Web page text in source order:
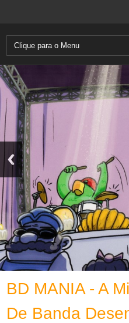
BD MANIA - A
De Banda